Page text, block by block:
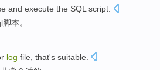
and execute the SQL script
脚本。
log file that's suitable